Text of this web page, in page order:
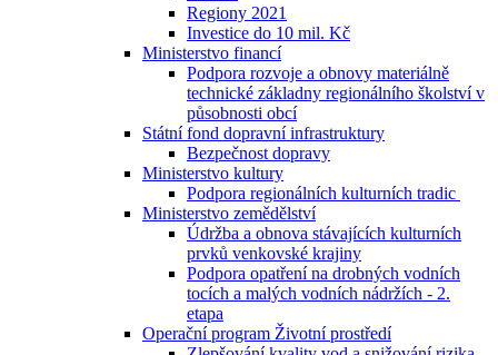
Regiony 2021
Investice do 10 mil. Kč
Ministerstvo financí
Podpora rozvoje a obnovy materiálně
technické základny regionálního školství v
působnosti obcí
Státní fond dopravní infrastruktury
Bezpečnost dopravy
Ministerstvo kultury
Podpora regionálních kulturních tradic
Ministerstvo zemědělství
Údržba a obnova stávajících kulturních
prvků venkovské krajiny
Podpora opatření na drobných vodních
tocích a malých vodních nádržích - 2.
etapa
Operační program Životní prostředí